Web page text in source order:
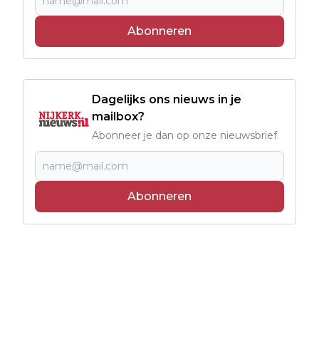
Abonneren
Dagelijks ons nieuws in je
mailbox?
Abonneer je dan op onze nieuwsbrief.
Abonneren